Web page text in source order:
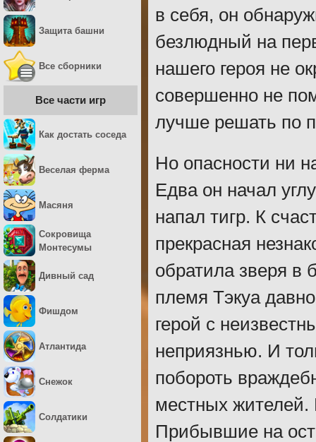
в себя, он
безлюдный на
нашего героя не
совершенно не
лучше решать по
Но опасности ни
Едва он начал
напал тигр. К
прекрасная
обратила зверя в
племя Тэкуа
герой с
неприязнью. И
побороть
местных жителей.
Прибывшие на
Защита башни
Все сборники
Все части игр
Как достать соседа
Веселая ферма
Масяня
Сокровища
Монтесумы
Дивный сад
Фишдом
Атлантида
Снежок
Солдатики